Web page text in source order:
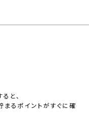
と、
るポイントがすぐに確